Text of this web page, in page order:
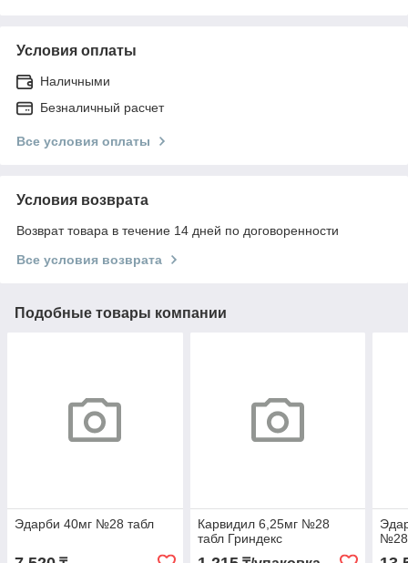
Условия оплаты
Наличными
Безналичный расчет
Все условия оплаты
Условия возврата
Возврат товара в течение 14 дней по договоренности
Все условия возврата
Подобные товары компании
Эдарби 40мг №28 табл
Карвидил 6,25мг №28
табл Гриндекс
№28